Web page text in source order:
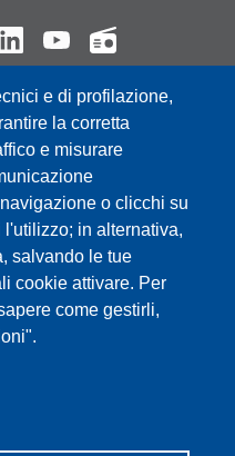
e di profilazione,
la corretta
e misurare
o clicchi su
in alternativa,
salvando le tue
cookie attivare. Per
come gestirli,
Processuali:
41121 Modena, Tel. 059
9, 42121 Reggio
523045